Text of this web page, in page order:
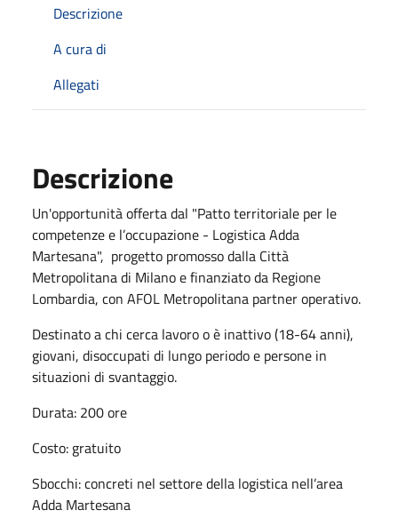
Descrizione
A cura di
Allegati
Descrizione
Un'opportunità offerta dal "Patto territoriale per le
competenze e l’occupazione - Logistica Adda
Martesana", progetto promosso dalla Città
Metropolitana di Milano e finanziato da Regione
Lombardia, con AFOL Metropolitana partner operativo.
Destinato a chi cerca lavoro o è inattivo (18-64 anni),
giovani, disoccupati di lungo periodo e persone in
situazioni di svantaggio.
Durata: 200 ore
Costo: gratuito
Sbocchi: concreti nel settore della logistica nell’area
Adda Martesana